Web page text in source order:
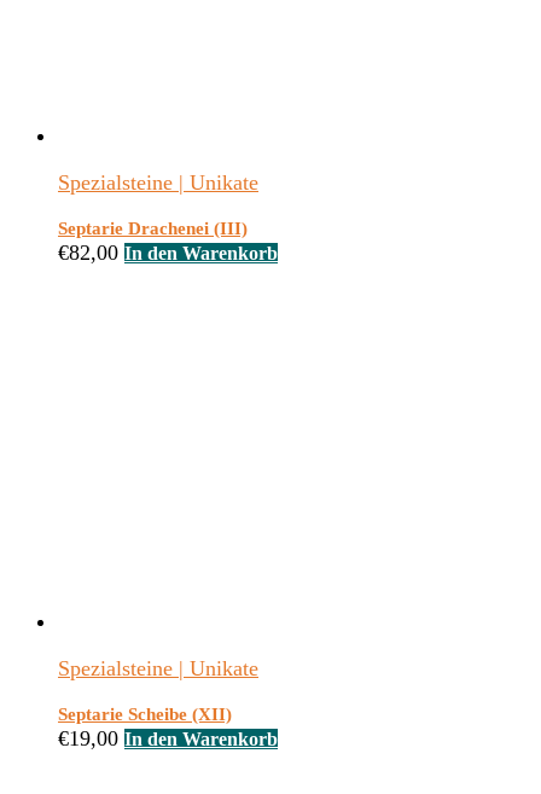
Spezialsteine | Unikate
Septarie Drachenei (III)
€82,00 In den Warenkorb
Spezialsteine | Unikate
Septarie Scheibe (XII)
€19,00 In den Warenkorb